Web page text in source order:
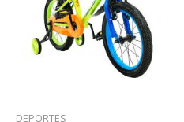
DEPORTES